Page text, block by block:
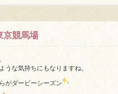
京競馬場
うな気持ちにもなりますね。
がダービーシーズン